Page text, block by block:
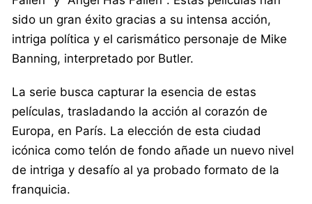
sido un gran éxito gracias a su intensa acción,
intriga política y el carismático personaje de Mike
Banning, interpretado por Butler.
La serie busca capturar la esencia de estas
películas, trasladando la acción al corazón de
Europa, en París. La elección de esta ciudad
icónica como telón de fondo añade un nuevo nivel
de intriga y desafío al ya probado formato de la
franquicia.